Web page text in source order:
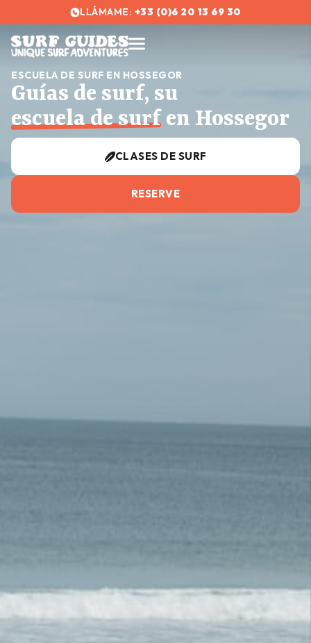
LLÁMAME: +33 (0)6 20 13 69 30
ESCUELA DE SURF EN HOSSEGOR
Guías de surf, su
escuela de surfen Hossegor
CLASES DE SURF
RESERVE